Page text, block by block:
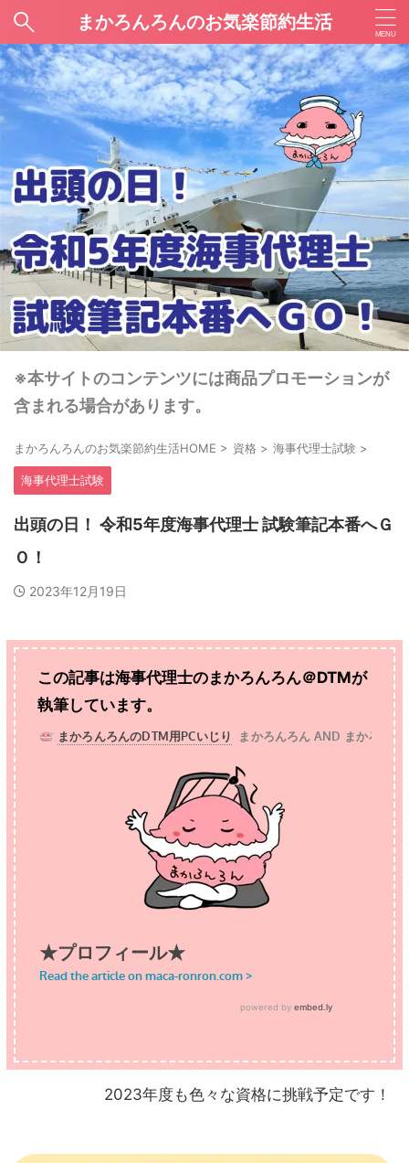
まかろんろんのお気楽節約生活
※本サイトのコンテンツには商品プロモーションが
含まれる場合があります。
まかろんろんのお気楽節約生活HOME > 資格 > 海事代理士試験 >
海事代理士試験
出頭の日！ 令和5年度海事代理士 試験筆記本番へＧ
Ｏ！
2023年12月19日
この記事は海事代理士のまかろんろん＠DTMが
執筆しています。
2023年度も色々な資格に挑戦予定です！